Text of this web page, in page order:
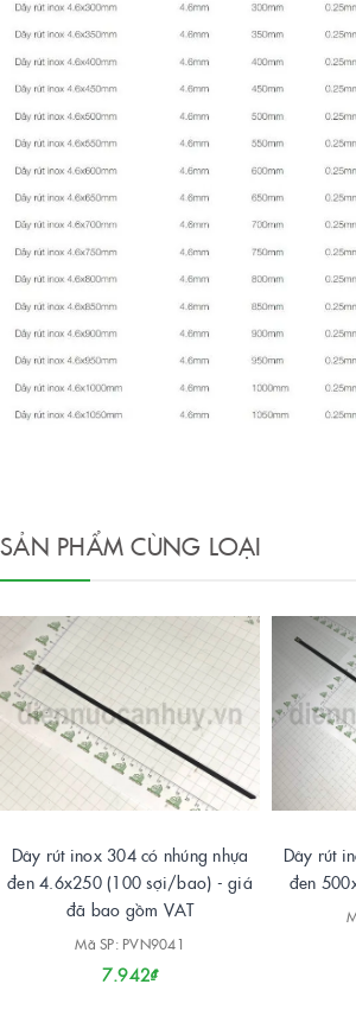
SẢN PHẨM CÙNG LOẠI
Dây rút inox 304 có nhúng nhựa
đen 4.6x250 (100 sợi/bao) - giá
đã bao gồm VAT
Mã SP: PVN9041
7.942₫
Dây rút
đen